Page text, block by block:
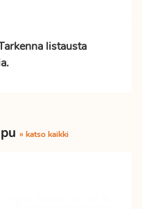
listausta
» katso kaikki